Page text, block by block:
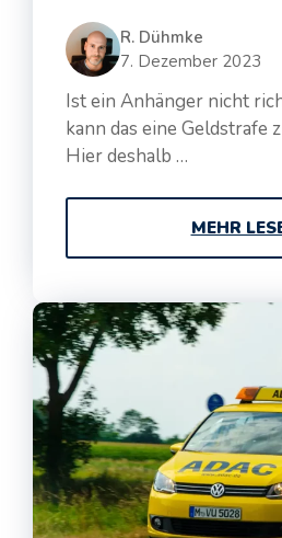
R. Dühmke
7. Dezember 2023
Ist ein Anhänger nicht
kann das eine Geldstrafe
Hier deshalb …
MEHR